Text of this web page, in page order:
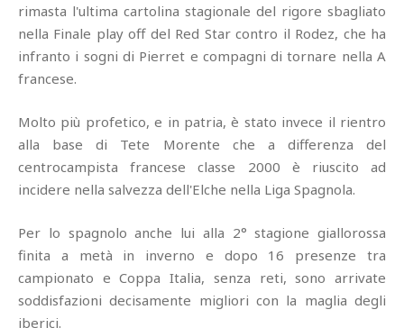
rimasta l'ultima cartolina stagionale del rigore sbagliato
nella Finale play off del Red Star contro il Rodez, che ha
infranto i sogni di Pierret e compagni di tornare nella A
francese.
Molto più profetico, e in patria, è stato invece il rientro
alla base di Tete Morente che a differenza del
centrocampista francese classe 2000 è riuscito ad
incidere nella salvezza dell'Elche nella Liga Spagnola.
Per lo spagnolo anche lui alla 2° stagione giallorossa
finita a metà in inverno e dopo 16 presenze tra
campionato e Coppa Italia, senza reti, sono arrivate
soddisfazioni decisamente migliori con la maglia degli
iberici.